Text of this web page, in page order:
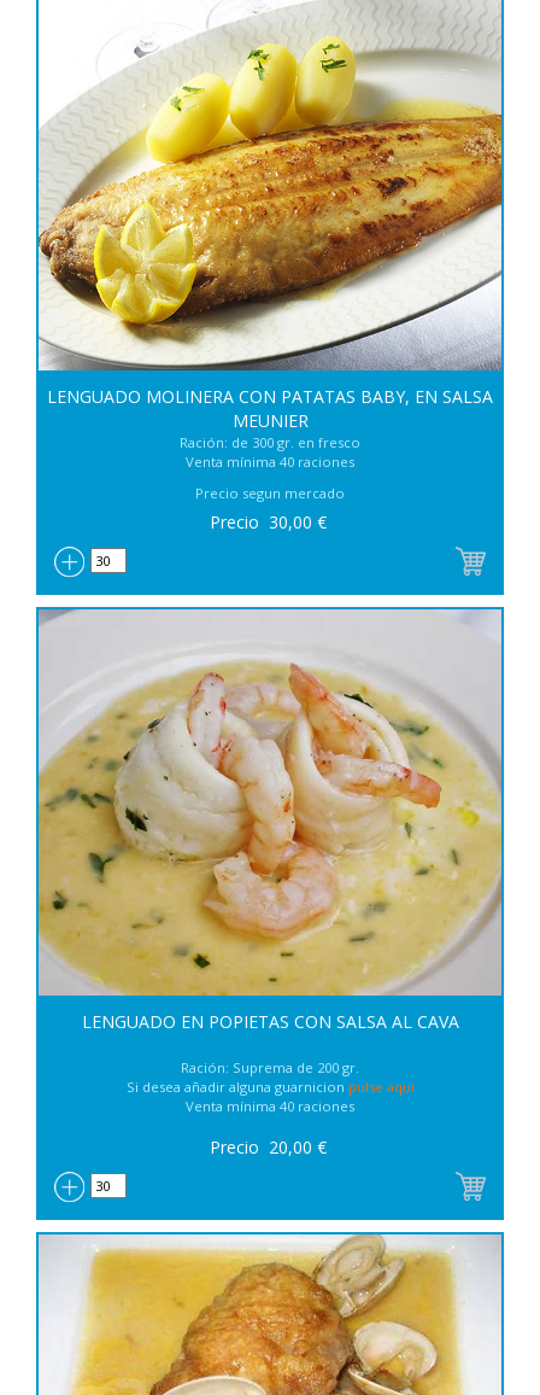
LENGUADO MOLINERA CON PATATAS BABY, EN SALSA
MEUNIER
Ración: de 300 gr. en fresco
Venta mínima 40 raciones
Precio segun mercado
Precio 30,00 €
LENGUADO EN POPIETAS CON SALSA AL CAVA
Ración: Suprema de 200 gr.
Si desea añadir alguna guarnicion pulse aqui
Venta mínima 40 raciones
Precio 20,00 €